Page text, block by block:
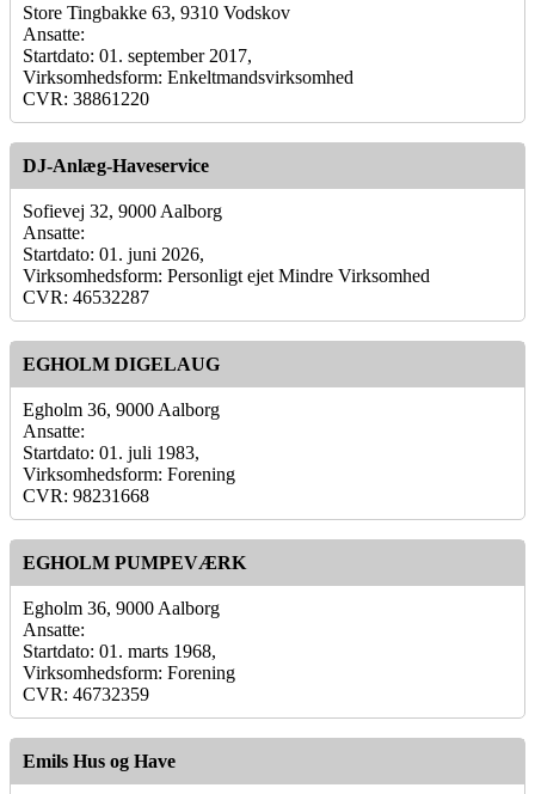
Store Tingbakke 63, 9310 Vodskov
Ansatte:
Startdato: 01. september 2017,
Virksomhedsform: Enkeltmandsvirksomhed
CVR: 38861220
DJ-Anlæg-Haveservice
Sofievej 32, 9000 Aalborg
Ansatte:
Startdato: 01. juni 2026,
Virksomhedsform: Personligt ejet Mindre Virksomhed
CVR: 46532287
EGHOLM DIGELAUG
Egholm 36, 9000 Aalborg
Ansatte:
Startdato: 01. juli 1983,
Virksomhedsform: Forening
CVR: 98231668
EGHOLM PUMPEVÆRK
Egholm 36, 9000 Aalborg
Ansatte:
Startdato: 01. marts 1968,
Virksomhedsform: Forening
CVR: 46732359
Emils Hus og Have